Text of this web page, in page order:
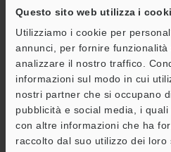
Questo sito web utilizza i
Utilizziamo i cookie per
annunci, per fornire
analizzare il nostro traffico.
informazioni sul modo in cui
nostri partner che si occupano
pubblicità e social media, i
con altre informazioni che ha
raccolto dal suo utilizzo dei loro
Chiedi dimostrazione
Unità di prova gratuita
Sistemi di visione